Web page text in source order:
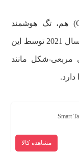
«گلکسی اسمارت‌تگ» (Galaxy SmartTag) هم، تگ هوشمند
سامسونگ محسوب می‌شود که در ابتدای سال 2021 توسط این
شکل مانند
مشاهده کالا